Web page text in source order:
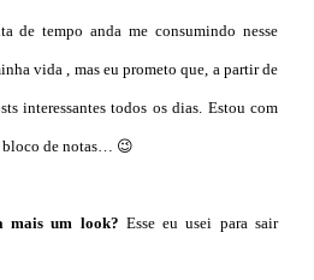
de tempo anda me consumindo nesse
vida , mas eu prometo que, a partir de
interessantes todos os dias. Estou com
bloco de notas… 😉
mais um look? Esse eu usei para sair